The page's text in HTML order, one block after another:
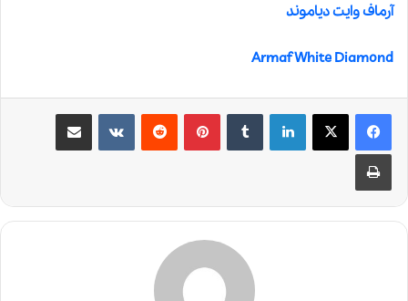
آرماف وایت دیاموند
Armaf White Diamond
لینکدین ‫تامبلر ‫پین‌ترست‫رددیت ‫VKontakteاشتراک گذاری از طریق ایمیل
چاپ